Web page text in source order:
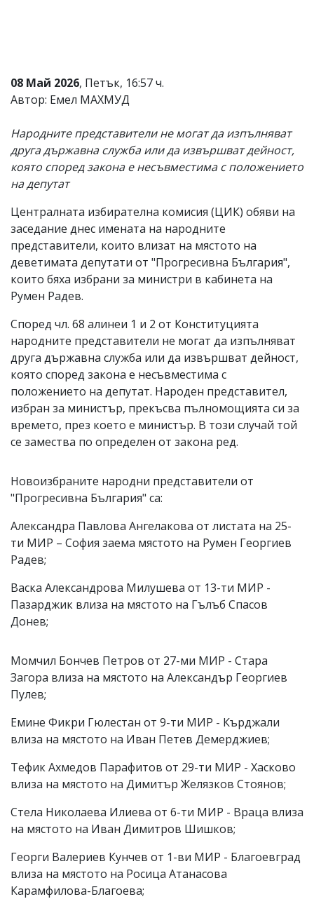
от
читателите
и
не
носи
отговорност
за
тях!
Ако
обиден
за
вас
коментар,
моля
сигнализирайте
ни!
08 Май 2026, Петък, 16:57 ч.
Автор: Емел МАХМУД
Народните представители не могат да изпълняват
друга държавна служба или да извършват дейност,
която според закона е несъвместима с положението
на депутат
Централната избирателна комисия (ЦИК) обяви на
заседание днес имената на народните
представители, които влизат на мястото на
деветимата депутати от "Прогресивна България",
които бяха избрани за министри в кабинета на
Румен Радев.
Според чл. 68 алинеи 1 и 2 от Конституцията
народните представители не могат да изпълняват
друга държавна служба или да извършват дейност,
която според закона е несъвместима с
положението на депутат. Народен представител,
избран за министър, прекъсва пълномощията си за
времето, през което е министър. В този случай той
се замества по определен от закона ред.
Новоизбраните народни представители от
"Прогресивна България" са:
Александра Павлова Ангелакова от листата на 25-
ти МИР – София заема мястото на Румен Георгиев
Радев;
Васка Александрова Милушева от 13-ти МИР -
Пазарджик влиза на мястото на Гълъб Спасов
Донев;
Момчил Бончев Петров от 27-ми МИР - Стара
Загора влиза на мястото на Александър Георгиев
Пулев;
Емине Фикри Гюлестан от 9-ти МИР - Кърджали
влиза на мястото на Иван Петев Демерджиев;
Тефик Ахмедов Парафитов от 29-ти МИР - Хасково
влиза на мястото на Димитър Желязков Стоянов;
Стела Николаева Илиева от 6-ти МИР - Враца влиза
на мястото на Иван Димитров Шишков;
Георги Валериев Кунчев от 1-ви МИР - Благоевград
влиза на мястото на Росица Атанасова
Карамфилова-Благоева;